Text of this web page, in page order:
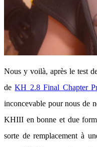
Nous y voilà, après le test
deKH 2.8 Final Chapter
inconcevable pour nous de
KHIII en bonne et due
sorte de remplacement à